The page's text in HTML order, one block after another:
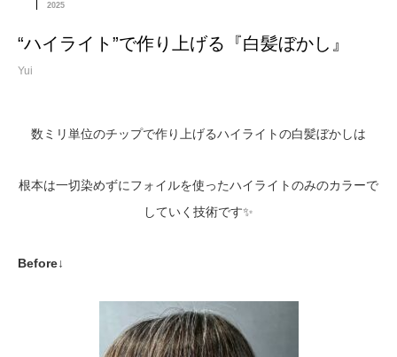
2025
“ハイライト”で作り上げる『白髪ぼかし』
Yui
数ミリ単位のチップで作り上げるハイライトの白髪ぼかしは
根本は一切染めずにフォイルを使ったハイライトのみのカラーで
していく技術です✨
Before↓